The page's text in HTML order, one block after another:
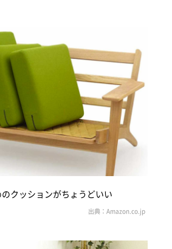
クッションがちょうどいい